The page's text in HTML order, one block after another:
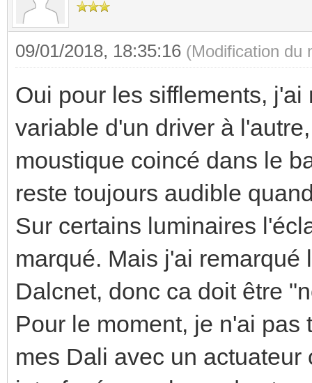
09/01/2018, 18:35:16 (Modification du
Oui pour les sifflements,
variable d'un driver à
moustique coincé dans le
reste toujours audible
Sur certains luminaires
marqué. Mais j'ai
Dalcnet, donc ca doit être
Pour le moment, je n'ai
mes Dali avec un